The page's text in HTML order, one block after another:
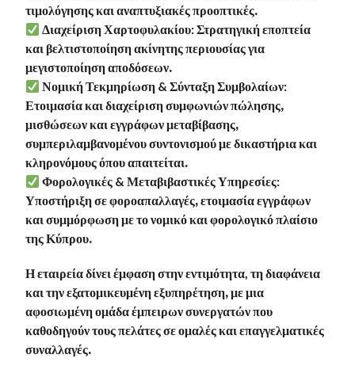
τιμολόγησης και αναπτυξιακές προοπτικές.
Διαχείριση Χαρτοφυλακίου:Στρατηγική εποπτεία
και βελτιστοποίηση ακίνητης περιουσίας για
μεγιστοποίηση αποδόσεων.
Νομική Τεκμηρίωση & Σύνταξη Συμβολαίων:
Ετοιμασία και διαχείριση συμφωνιών πώλησης,
μισθώσεων και εγγράφων μεταβίβασης,
συμπεριλαμβανομένου συντονισμού με δικαστήρια και
κληρονόμους όπου απαιτείται.
Φορολογικές & Μεταβιβαστικές Υπηρεσίες:
Υποστήριξη σε φοροαπαλλαγές, ετοιμασία εγγράφων
και συμμόρφωση με το νομικό και φορολογικό πλαίσιο
της Κύπρου.
Η εταιρεία δίνει έμφαση στηνεντιμότητα, τη διαφάνεια
και την εξατομικευμένη εξυπηρέτηση, με μια
αφοσιωμένη ομάδα έμπειρων συνεργατών που
καθοδηγούν τους πελάτες σε ομαλές και επαγγελματικές
συναλλαγές.